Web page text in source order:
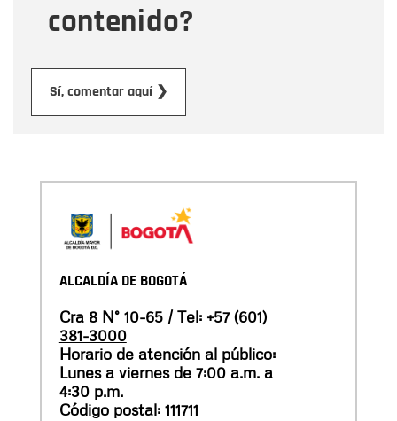
contenido?
Sí, comentar aquí ❯
ALCALDÍA DE BOGOTÁ
Cra 8 N° 10-65 / Tel: +57 (601)
381-3000
Horario de atención al público:
Lunes a viernes de 7:00 a.m. a
4:30 p.m.
Código postal: 111711